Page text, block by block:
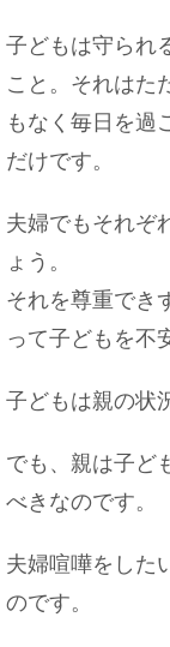
飼
れ
子どもは守られ
こと。それはた
もなく毎日を過
だけです。
夫婦でもそれぞ
ょう。
それを尊重でき
って子どもを不
子どもは親の状
でも、親は子ど
べきなのです。
夫婦喧嘩をした
のです。